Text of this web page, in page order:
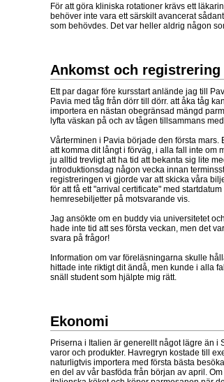
För att göra kliniska rotationer krävs ett
behöver inte vara ett särskilt avancerat
som behövdes. Det var heller aldrig någon
Ankomst och registrering
Ett par dagar före kursstart anlände jag till
Pavia med tåg från dörr till dörr. att åka tåg
importera en nästan obegränsad mängd
lyfta väskan på och av tågen tillsammans
Vårterminen i Pavia började den första
att komma dit långt i förväg, i alla fall inte om
ju alltid trevligt att ha tid att bekanta sig lite
introduktionsdag någon vecka innan
registreringen vi gjorde var att skicka våra
för att få ett "arrival certificate" med
hemresebiljetter på motsvarande vis.
Jag ansökte om en buddy via universitetet
hade inte tid att ses första veckan, men det
svara på frågor!
Information om var föreläsningarna skulle
hittade inte riktigt dit ändå, men kunde i alla
snäll student som hjälpte mig rätt.
Ekonomi
Priserna i Italien är generellt något lägre än i
varor och produkter. Havregryn kostade till
naturligtvis importera med första bästa
en del av vår basföda från början av april.